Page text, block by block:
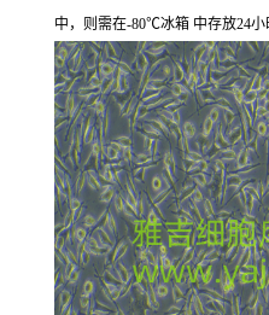
中，则需在-80℃冰箱 中存放24小